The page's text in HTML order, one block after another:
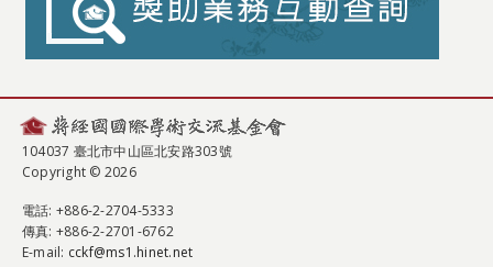
104037 臺北市中山區北安路303號
Copyright © 2026
電話: +886-2-2704-5333
傳真: +886-2-2701-6762
E-mail: cckf@ms1.hinet.net